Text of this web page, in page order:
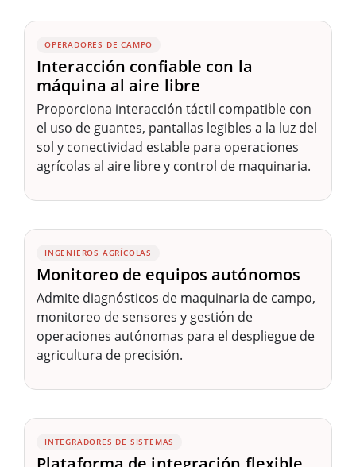
OPERADORES DE CAMPO
Interacción confiable con la
máquina al aire libre
Proporciona interacción táctil compatible con
el uso de guantes, pantallas legibles a la luz del
sol y conectividad estable para operaciones
agrícolas al aire libre y control de maquinaria.
INGENIEROS AGRÍCOLAS
Monitoreo de equipos autónomos
Admite diagnósticos de maquinaria de campo,
monitoreo de sensores y gestión de
operaciones autónomas para el despliegue de
agricultura de precisión.
INTEGRADORES DE SISTEMAS